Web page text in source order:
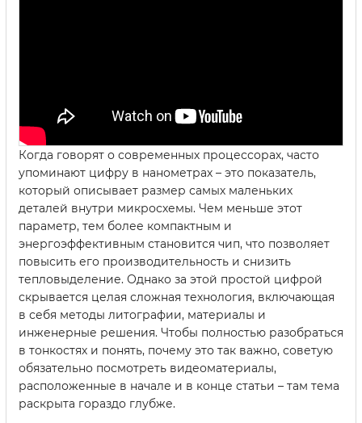
Когда говорят о современных процессорах, часто
упоминают цифру в нанометрах – это показатель,
который описывает размер самых маленьких
деталей внутри микросхемы. Чем меньше этот
параметр, тем более компактным и
энергоэффективным становится чип, что позволяет
повысить его производительность и снизить
тепловыделение. Однако за этой простой цифрой
скрывается целая сложная технология, включающая
в себя методы литографии, материалы и
инженерные решения. Чтобы полностью разобраться
в тонкостях и понять, почему это так важно, советую
обязательно посмотреть видеоматериалы,
расположенные в начале и в конце статьи – там тема
раскрыта гораздо глубже.